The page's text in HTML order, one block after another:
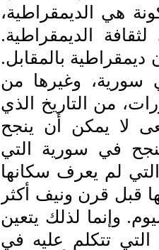
هي الديمقراطية،
الديمقراطية.
ديمقراطية بالمقابل.
سورية، وغيرها من
من التاريخ الذي
لا يمكن أن ينجح
في سورية التي
لم يعرف سكانها
قبل قرن ونيف أكثر
وإنما لذلك يتعين
التي تتكلم عليه في